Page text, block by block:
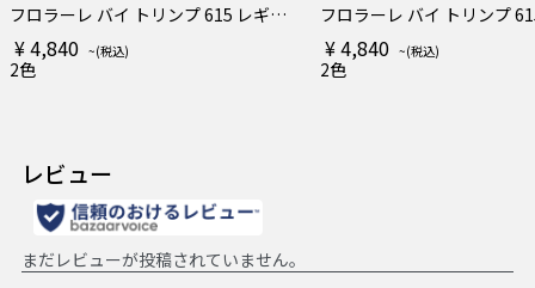
フロラーレ バイ トリンプ 615 レギュラーショーツ
¥ 4,840
2色
¥ 4,840
2色